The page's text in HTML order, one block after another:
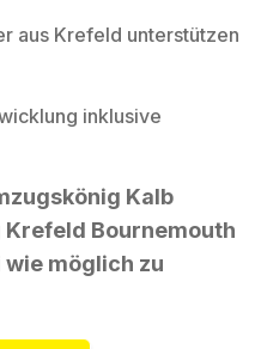
aus Krefeld unterstützen
inklusive
Kalb
Bournemouth
möglich zu